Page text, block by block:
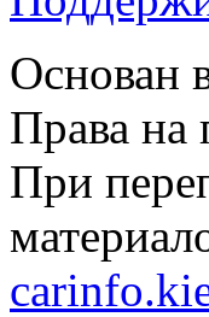
Основан
Права на
При